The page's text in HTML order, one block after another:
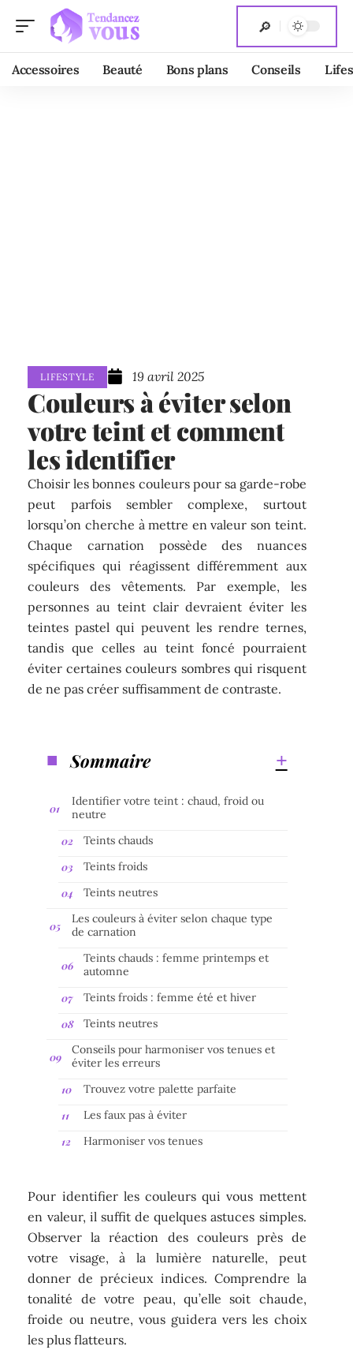
Accessoires Beauté Bons plans Conseils
LIFESTYLE 19 avril 2025
Couleurs à éviter selon
votre teint et comment
les identifier
Choisir les bonnes couleurs pour sa garde-robe
peut parfois sembler complexe, surtout
lorsqu’on cherche à mettre en valeur son teint.
Chaque carnation possède des nuances
spécifiques qui réagissent différemment aux
couleurs des vêtements. Par exemple, les
personnes au teint clair devraient éviter les
teintes pastel qui peuvent les rendre ternes,
tandis que celles au teint foncé pourraient
éviter certaines couleurs sombres qui risquent
de ne pas créer suffisamment de contraste.
Sommaire
Identifier votre teint : chaud, froid ou
neutre
Teints chauds
Teints froids
Teints neutres
Les couleurs à éviter selon chaque type
de carnation
Teints chauds : femme printemps et
automne
Teints froids : femme été et hiver
Teints neutres
Conseils pour harmoniser vos tenues et
éviter les erreurs
Trouvez votre palette parfaite
Les faux pas à éviter
Harmoniser vos tenues
Pour identifier les couleurs qui vous mettent
en valeur, il suffit de quelques astuces simples.
Observer la réaction des couleurs près de
votre visage, à la lumière naturelle, peut
donner de précieux indices. Comprendre la
tonalité de votre peau, qu’elle soit chaude,
froide ou neutre, vous guidera vers les choix
les plus flatteurs.